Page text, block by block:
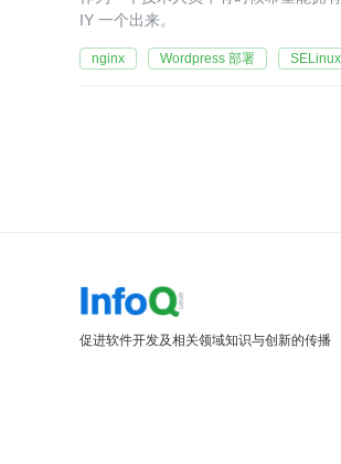
IY 一个出来。
nginx Wordpress 部署
促进软件开发及相关领域知识与创新的传播